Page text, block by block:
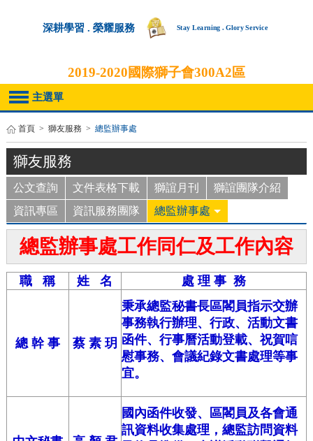
深耕學習 . 榮耀服務 Stay Learning . Glory Service
2019-2020國際獅子會300A2區
主選單
首頁 > 獅友服務 > 總監辦事處
獅友服務
公文查詢 文件表格下載 獅誼月刊
獅誼團隊介紹
資訊專區
資訊服務團隊 總監辦事處
總監辦事處工作同仁及工作內容
職 稱 姓 名 處 理 事 務
總 幹 事 蔡 素 玥
秉承總監秘書長區閣員指示交辦
事務執行辦理、行政、活動文書
函件、行事曆活動登載、祝賀唁
慰事務、會議紀錄文書處理等事
宜。
國內函件收發、區閣員及各會通
訊資料收集處理，總監訪問資料